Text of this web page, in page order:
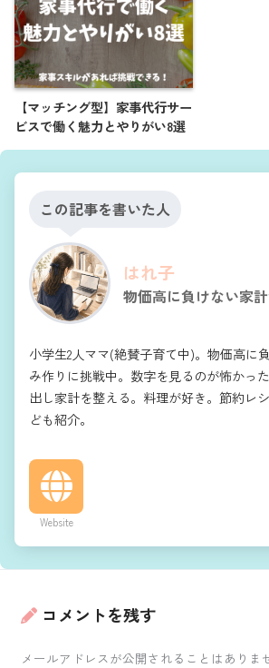
【マッチング型】家事代行サー
ビスで働く魅力とやりがい8選
この記事を書いた人
はれ子
物価高に負けない家
小学生2人ママ(絶賛子育て中)。物価高に
み作りに挑戦中。数字を見るのが怖かっ
出し家計を整える。料理が好き。節約レ
ども紹介。
Website
コメントを残す
メールアドレスが公開されることはありま